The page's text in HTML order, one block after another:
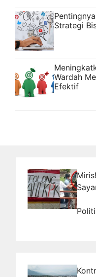
Strategi
Wardah
Efektif